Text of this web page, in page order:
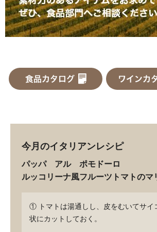
今月のイタリアンレシピ
パッパ アル ポモドーロ
ルッコリーナ風フルーツトマトのマ
① トマトは湯通しし、皮をむいてサイ
状にカットしておく。